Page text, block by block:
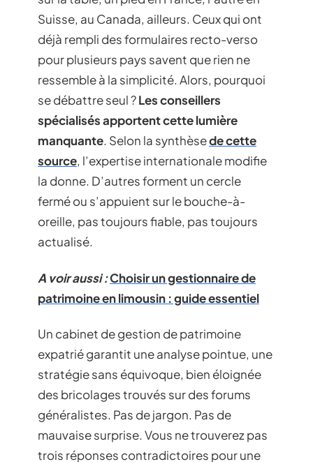
Suisse, au Canada, ailleurs. Ceux qui ont
déjà rempli des formulaires recto-verso
pour plusieurs pays savent que rien ne
ressemble à la simplicité. Alors, pourquoi
se débattre seul ?Les conseillers
spécialisés apportent cette lumière
manquante. Selon la synthèsede cette
source, l’expertise internationale modifie
la donne. D’autres forment un cercle
fermé ou s’appuient sur le bouche-à-
oreille, pas toujours fiable, pas toujours
actualisé.
A voir aussi :Choisir un gestionnaire de
patrimoine en limousin : guide essentiel
Un cabinet de gestion de patrimoine
expatrié garantit une analyse pointue, une
stratégie sans équivoque, bien éloignée
des bricolages trouvés sur des forums
généralistes. Pas de jargon. Pas de
mauvaise surprise. Vous ne trouverez pas
trois réponses contradictoires pour une